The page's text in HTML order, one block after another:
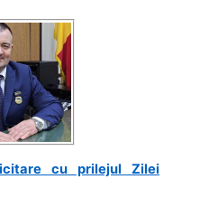
cu prilejul Zilei